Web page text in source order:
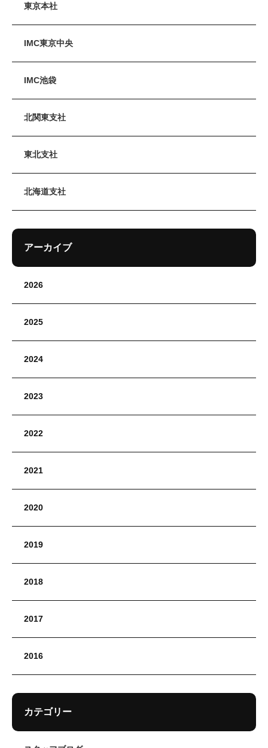
東京本社
IMC東京中央
IMC池袋
北関東支社
東北支社
北海道支社
アーカイブ
2026
2025
2024
2023
2022
2021
2020
2019
2018
2017
2016
カテゴリー